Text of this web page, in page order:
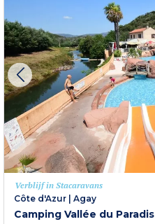
Verblijf in Stacaravans
Côte d'Azur | Agay
Camping Vallée du Paradis